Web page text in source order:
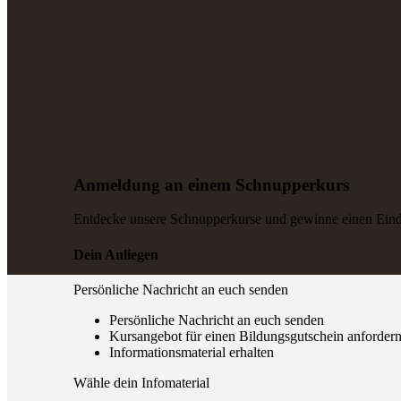
Anmeldung an einem Schnupperkurs
Entdecke unsere Schnupperkurse und gewinne einen
Dein Anliegen
Persönliche Nachricht an euch senden
Persönliche Nachricht an euch senden
Kursangebot für einen Bildungsgutschein anfordern
Informationsmaterial erhalten
Wähle dein Infomaterial